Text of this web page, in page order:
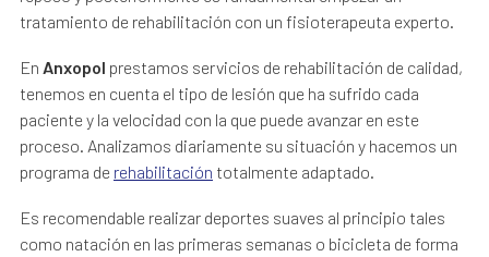
tratamiento de rehabilitación con un fisioterapeuta experto.
En Anxopol prestamos servicios de rehabilitación de calidad,
tenemos en cuenta el tipo de lesión que ha sufrido cada
paciente y la velocidad con la que puede avanzar en este
proceso. Analizamos diariamente su situación y hacemos un
programa de rehabilitación totalmente adaptado.
Es recomendable realizar deportes suaves al principio tales
como natación en las primeras semanas o bicicleta de forma